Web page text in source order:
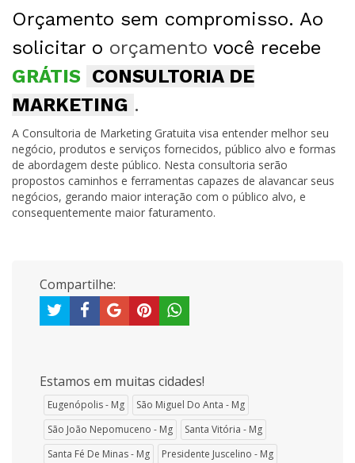
Orçamento sem compromisso. Ao
solicitar o orçamento você recebe
GRÁTIS CONSULTORIA DE
MARKETING .
A Consultoria de Marketing Gratuita visa entender melhor seu
negócio, produtos e serviços fornecidos, público alvo e formas
de abordagem deste público. Nesta consultoria serão
propostos caminhos e ferramentas capazes de alavancar seus
negócios, gerando maior interação com o público alvo, e
consequentemente maior faturamento.
Compartilhe:
Estamos em muitas cidades!
Eugenópolis - Mg
São Miguel Do Anta - Mg
São João Nepomuceno - Mg
Santa Vitória - Mg
Santa Fé De Minas - Mg
Presidente Juscelino - Mg